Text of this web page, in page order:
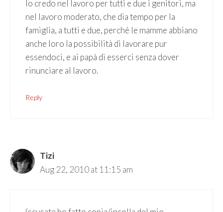
Io credo nel lavoro per tutti e due i genitori, ma
nel lavoro moderato, che dia tempo per la
famiglia, a tutti e due, perché le mamme abbiano
anche loro la possibilità di lavorare pur
essendoci, e ai papà di esserci senza dover
rinunciare al lavoro.
Reply
Tizi
Aug 22, 2010 at 11:15 am